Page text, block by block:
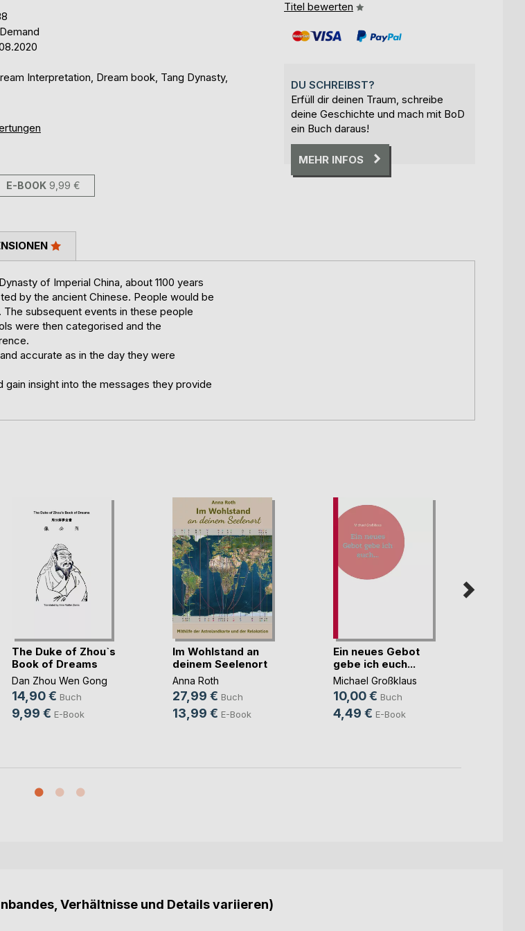
Interpretation, Dream book, Tang Dynasty,
E-BOOK 9,99 €
Titel bewerten
DU SCHREIBST?
Erfüll dir deinen Traum, schreibe
deine Geschichte und mach mit BoD
ein Buch daraus!
MEHR INFOS
of Imperial China, about 1100 years
by the ancient Chinese. People would be
The subsequent events in these people
were then categorised and the
accurate as in the day they were
insight into the messages they provide
The Duke of Zhou`s
Book of Dreams
Dan Zhou Wen Gong
14,90 € Buch
9,99 € E-Book
Im Wohlstand an
deinem Seelenort
Anna Roth
27,99 € Buch
13,99 € E-Book
Ein neues Gebot
gebe ich euch...
Michael Großklaus
10,00 € Buch
4,49 € E-Book
Verhältnisse und Details variieren)